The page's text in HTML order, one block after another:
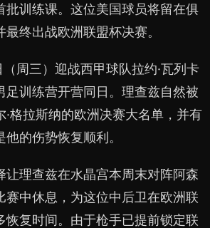
批训练课。这位美国球员将留在俱
终出战欧洲联盟杯决赛。
周三）迎战西甲球队拉约·瓦列卡
训练营开营同日。理查兹自然被
格拉斯纳的欧洲决赛大名单，并有
的伤势恢复顺利。
让理查兹在水晶宫本周末对阵阿森
赛中休息，为这位中后卫在欧洲联
恢复时间。由于枪手已提前锁定联